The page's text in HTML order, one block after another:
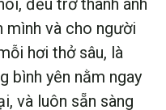
mình và cho người
hơi thở sâu, là
bình yên nằm ngay
và luôn sẵn sàng